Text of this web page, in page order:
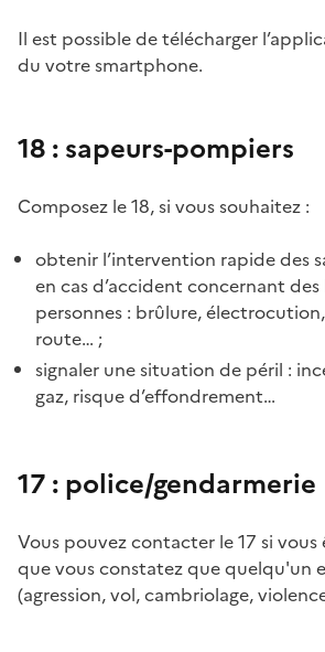
Il est possible de télécharger
du votre smartphone.
18 : sapeurs-pompiers
Composez le 18, si vous souhaitez :
obtenir l’intervention rapide des
en cas d’accident concernant
personnes : brûlure,
route… ;
signaler une situation de péril :
gaz, risque d’effondrement…
17 : police/gendarmerie
Vous pouvez contacter le 17 si vous
que vous constatez que quelqu'un
(agression, vol, cambriolage,